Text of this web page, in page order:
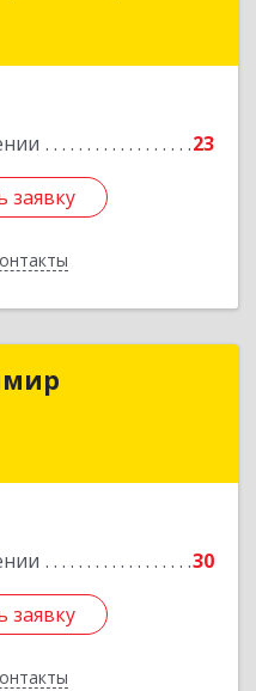
23
заявку
обл., г. Россошь, пер.
заявку
30
заявку
Владимир
Подробнее
заявку